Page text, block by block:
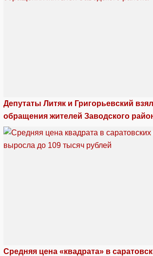
Депутаты Литяк и Григорьевский
обращения жителей Заводского
Средняя цена «квадрата» в